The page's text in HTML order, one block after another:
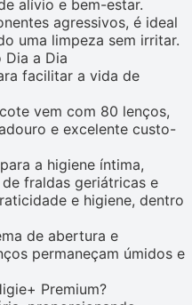
alívio e bem-estar.
agressivos, é ideal
uma limpeza sem irritar.
Dia a Dia
facilitar a vida de
vem com 80 lenços,
e excelente custo-
a higiene íntima,
fraldas geriátricas e
e higiene, dentro
de abertura e
permaneçam úmidos e
Premium?